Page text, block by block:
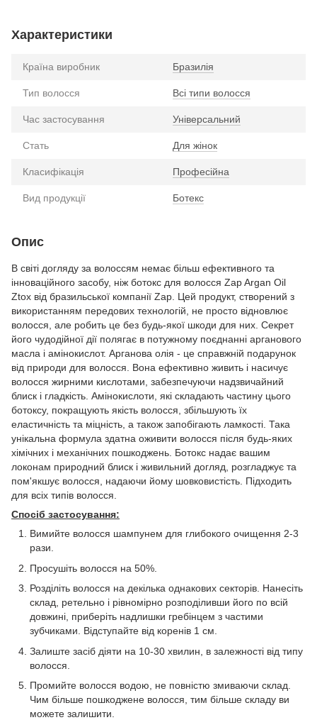
Характеристики
Країна виробник Бразилія
Тип волосся Всі типи волосся
Час застосування Універсальний
Стать Для жінок
Класифікація Професійна
Вид продукції Ботекс
Опис
В світі догляду за волоссям немає більш ефективного та
інноваційного засобу, ніж ботокс для волосся Zap Argan Oil
Ztox від бразильської компанії Zap. Цей продукт, створений з
використанням передових технологій, не просто відновлює
волосся, але робить це без будь-якої шкоди для них. Секрет
його чудодійної дії полягає в потужному поєднанні арганового
масла і амінокислот. Арганова олія - це справжній подарунок
від природи для волосся. Вона ефективно живить і насичує
волосся жирними кислотами, забезпечуючи надзвичайний
блиск і гладкість. Амінокислоти, які складають частину цього
ботоксу, покращують якість волосся, збільшують їх
еластичність та міцність, а також запобігають ламкості. Така
унікальна формула здатна оживити волосся після будь-яких
хімічних і механічних пошкоджень. Ботокс надає вашим
локонам природний блиск і живильний догляд, розгладжує та
пом'якшує волосся, надаючи йому шовковистість. Підходить
для всіх типів волосся.
Спосіб застосування:
Вимийте волосся шампунем для глибокого очищення 2-3
рази.
Просушіть волосся на 50%.
Розділіть волосся на декілька однакових секторів. Нанесіть
склад, ретельно і рівномірно розподіливши його по всій
довжині, приберіть надлишки гребінцем з частими
зубчиками. Відступайте від коренів 1 см.
Залиште засіб діяти на 10-30 хвилин, в залежності від типу
волосся.
Промийте волосся водою, не повністю змиваючи склад.
Чим більше пошкоджене волосся, тим більше складу ви
можете залишити.